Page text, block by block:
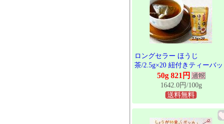
ロングセラー ほうじ
茶/2.5g×20 紐付きティーバッ
グ おすすめ 茨城県 猿島茶 さ
しま茶 茨城産 紐付きだからコ
ップに入れてお湯を注ぐだけ
片付けもラクチンです TBG-
50g 821円
1642.0円/100g
送料無料